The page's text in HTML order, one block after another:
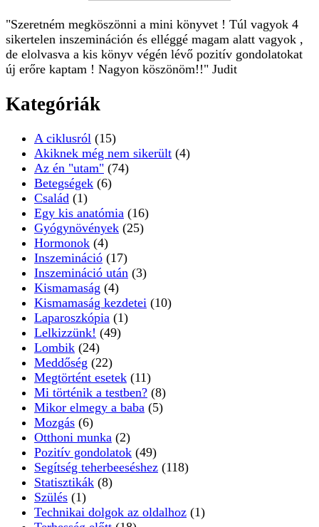
"Szeretném megköszönni a mini könyvet ! Túl vagyok 4
sikertelen inszemináción és elléggé magam alatt vagyok ,
de elolvasva a kis könyv végén lévő pozitív gondolatokat
új erőre kaptam ! Nagyon köszönöm!!" Judit
Kategóriák
A ciklusról (15)
Akiknek még nem sikerült (4)
Az én "utam" (74)
Betegségek (6)
Család (1)
Egy kis anatómia (16)
Gyógynövények (25)
Hormonok (4)
Inszemináció (17)
Inszemináció után (3)
Kismamaság (4)
Kismamaság kezdetei (10)
Laparoszkópia (1)
Lelkizzünk! (49)
Lombik (24)
Meddőség (22)
Megtörtént esetek (11)
Mi történik a testben? (8)
Mikor elmegy a baba (5)
Mozgás (6)
Otthoni munka (2)
Pozitív gondolatok (49)
Segítség teherbeeséshez (118)
Statisztikák (8)
Szülés (1)
Technikai dolgok az oldalhoz (1)